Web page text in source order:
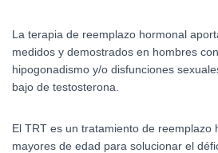
La terapia de reemplazo hormonal
medidos y demostrados en hombres
hipogonadismo y/o disfunciones
bajo de testosterona.
El TRT es un tratamiento de reemplazo
mayores de edad para solucionar el